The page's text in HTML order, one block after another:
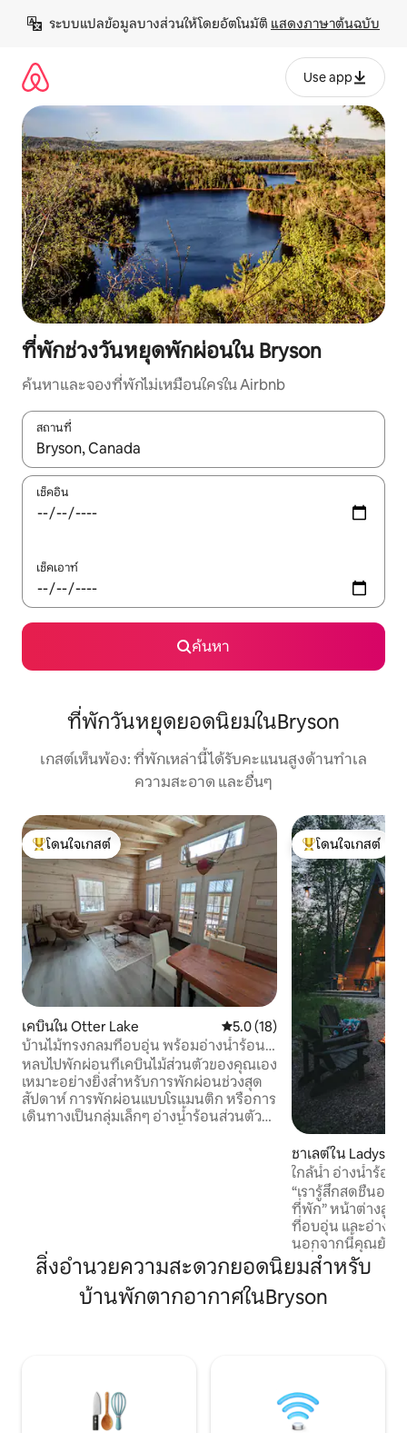
เนื้อหา
ระบบแปลข้อมูลบางส่วนให้โดยอัตโนมัติ แสดงภาษาต้นฉบับ
Use app
ที่พักช่วงวันหยุดพักผ่อนใน Bryson
ค้นหาและจองที่พักไม่เหมือนใครใน Airbnb
สถานที่
ใช้ลูกศรขึ้นลง หรือใช้การสัมผัสหรือปัด เพื่อสำรวจผลการค้นหา
เช็คอิน
เช็คเอาท์
ค้นหา
ที่พักวันหยุดยอดนิยมในBryson
เกสต์เห็นพ้อง: ที่พักเหล่านี้ได้รับคะแนนสูงด้านทำเล
ความสะอาด และอื่นๆ
โดนใจเกสต์ที่สุด
โดนใจเกสต์
เคบินใน Otter Lake คะแนนเฉลี่ย 5.0 จาก 5, 18 รีวิว
5.0 (18)
บ้านไม้ทรงกลมที่อบอุ่น พร้อมอ่างน้ำร้อน
และเรือคายัค | ใกล้ออตตาวา
หลบไปพักผ่อนที่เคบินไม้ส่วนตัวของคุณเอง
เหมาะอย่างยิ่งสำหรับการพักผ่อนช่วงสุด
สัปดาห์ การพักผ่อนแบบโรแมนติก หรือการ
เดินทางเป็นกลุ่มเล็กๆ อ่างน้ำร้อนส่วนตัว
น่าจดจำ นอนได้สูงสุด 6 คน ห้องครัว
อุปกรณ์ครบครัน + บาร์บีคิว การตกแต่ง
ภายในที่อบอุ่นและเป็นกันเอง + FireTV
พื้นที่กลางแจ้งสำหรับพักผ่อนและ
โดนใจเกสต์ที่สุด
โดนใจเกสต์
ชาเลต์ใน
ใกล้น้ำ อ่างน้ำร้อน
“เรารู้สึกสดชื่นอย่
ที่พัก” หน้าต่างสูง
ที่อบอุ่น และอ่างน้
นอกจากนี้คุณยังอ
ไม่กี่ก้าว” ☞ เคบินที่อยู่ใกล้ทะเลสาบที่สุด +
มีทางเข้าท่าเรือ ☞ อ่างน้ำร้อนไม้ซีดาร์ส่วน
ตัว ☞ เตาผิงไม้ +
30 นาที → คาเฟ่ เส้
~1 ชม. → ออตตาว
สิ่งอำนวยความสะดวกยอดนิยมสำหรับ
บ้านพักตากอากาศในBryson